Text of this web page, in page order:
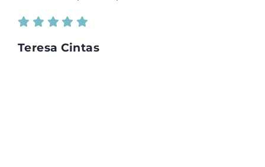
Teresa Cintas